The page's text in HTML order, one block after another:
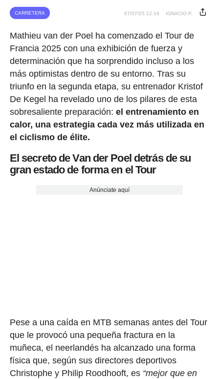
CARRETERA 07/07/25 12:19 IGNACIO P.
Mathieu van der Poel ha comenzado el Tour de
Francia 2025 con una exhibición de fuerza y
determinación que ha sorprendido incluso a los
más optimistas dentro de su entorno. Tras su
triunfo en la segunda etapa, su entrenador Kristof
De Kegel ha revelado uno de los pilares de esta
sobresaliente preparación: el entrenamiento en
calor, una estrategia cada vez más utilizada en
el ciclismo de élite.
El secreto de Van der Poel detrás de su
gran estado de forma en el Tour
Anúnciate aquí
Pese a una caída en MTB semanas antes del Tour
que le provocó una pequeña fractura en la
muñeca, el neerlandés ha alcanzado una forma
física que, según sus directores deportivos
Christophe y Philip Roodhooft, es “mejor que en